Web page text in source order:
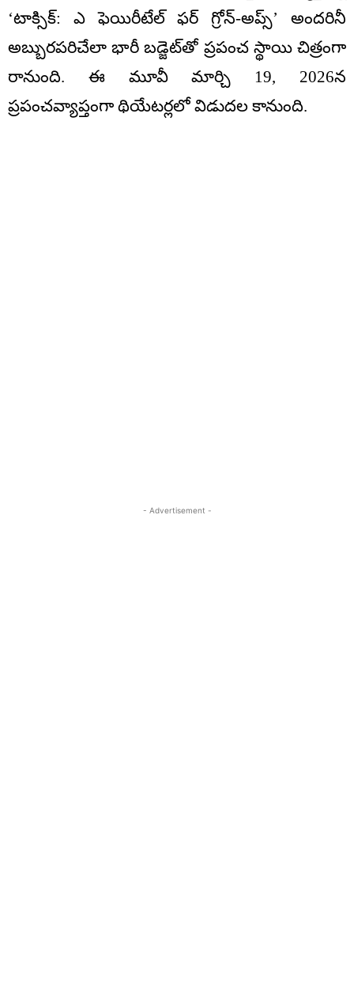
‘టాక్సిక్: ఎ ఫెయిరీటేల్ ఫర్ గ్రోన్-అప్స్’ అందరినీ
అబ్బురపరిచేలా భారీ బడ్జెట్‌తో ప్రపంచ స్థాయి చిత్రంగా
రానుంది. ఈ మూవీ మార్చి 19, 2026న
ప్రపంచవ్యాప్తంగా థియేటర్లలో విడుదల కానుంది.
- Advertisement -